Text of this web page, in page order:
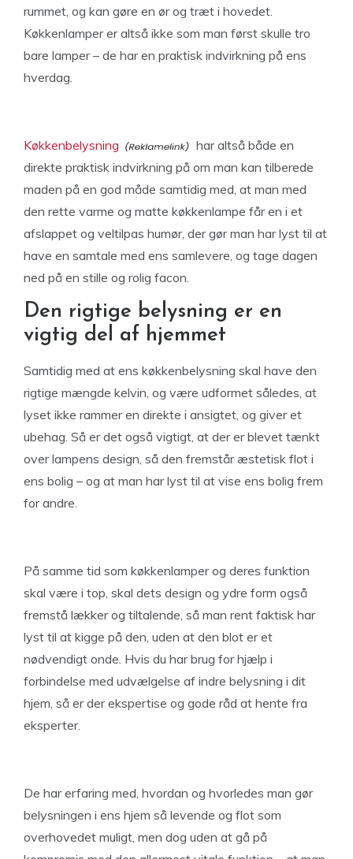
rummet, og kan gøre en ør og træt i hovedet.
Køkkenlamper er altså ikke som man først skulle tro
bare lamper – de har en praktisk indvirkning på ens
hverdag.
Køkkenbelysning
har altså både en
direkte praktisk indvirkning på om man kan tilberede
maden på en god måde samtidig med, at man med
den rette varme og matte køkkenlampe får en i et
afslappet og veltilpas humør, der gør man har lyst til at
have en samtale med ens samlevere, og tage dagen
ned på en stille og rolig facon.
Den rigtige belysning er en
vigtig del af hjemmet
Samtidig med at ens køkkenbelysning skal have den
rigtige mængde kelvin, og være udformet således, at
lyset ikke rammer en direkte i ansigtet, og giver et
ubehag. Så er det også vigtigt, at der er blevet tænkt
over lampens design, så den fremstår æstetisk flot i
ens bolig – og at man har lyst til at vise ens bolig frem
for andre.
På samme tid som køkkenlamper og deres funktion
skal være i top, skal dets design og ydre form også
fremstå lækker og tiltalende, så man rent faktisk har
lyst til at kigge på den, uden at den blot er et
nødvendigt onde. Hvis du har brug for hjælp i
forbindelse med udvælgelse af indre belysning i dit
hjem, så er der ekspertise og gode råd at hente fra
eksperter.
De har erfaring med, hvordan og hvorledes man gør
belysningen i ens hjem så levende og flot som
overhovedet muligt, men dog uden at gå på